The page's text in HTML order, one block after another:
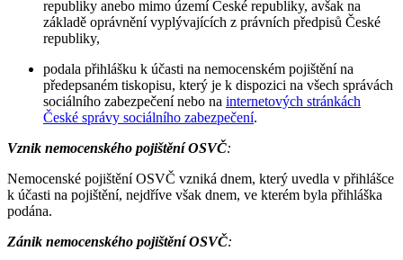
republiky anebo mimo území České republiky, avšak na
základě oprávnění vyplývajících z právních předpisů České
republiky,
podala přihlášku k účasti na nemocenském pojištění na
předepsaném tiskopisu, který je k dispozici na všech správách
sociálního zabezpečení nebo na internetových stránkách
České správy sociálního zabezpečení.
Vznik nemocenského pojištění OSVČ:
Nemocenské pojištění OSVČ vzniká dnem, který uvedla v přihlášce
k účasti na pojištění, nejdříve však dnem, ve kterém byla přihláška
podána.
Zánik nemocenského pojištění OSVČ: